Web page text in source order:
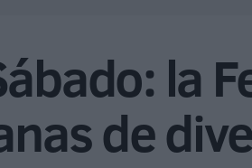
la
de